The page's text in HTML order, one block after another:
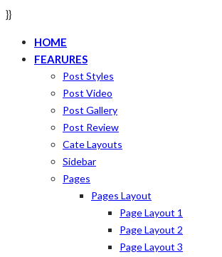
}}
HOME
FEARURES
Post Styles
Post Video
Post Gallery
Post Review
Cate Layouts
Sidebar
Pages
Pages Layout
Page Layout 1
Page Layout 2
Page Layout 3